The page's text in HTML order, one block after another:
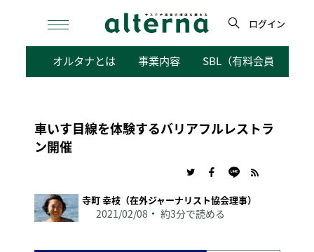
検
ログイン
オルタナとは 事業内容 SBL（有料会員向けサ
車いす目線を体験するバリアフルレストラ
ン開催
寺町 幸枝（在外ジャーナリスト協会理事）
2021/02/08 約3分で読める